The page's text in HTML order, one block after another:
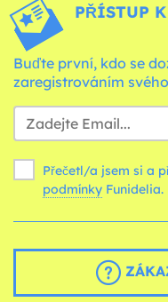
PŘÍSTUP
Buďte první, kdo se
zaregistrováním
Přečetl/a jsem si a
podmínky Funidelia.